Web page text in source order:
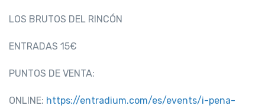
LOS BRUTOS DEL RINCÓN
ENTRADAS 15€
PUNTOS DE VENTA:
ONLINE: https://entradium.com/es/events/i-pena-